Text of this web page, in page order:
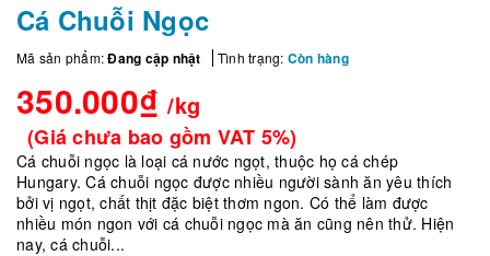
Cá Chuỗi Ngọc
Mã sản phẩm:Đang cập nhật Tình trạng: Còn hàng
350.000₫ /kg
(Giá chưa bao gồm VAT 5%)
Cá chuỗi ngọc là loại cá nước ngọt, thuộc họ cá chép
Hungary. Cá chuỗi ngọc được nhiều người sành ăn yêu thích
bởi vị ngọt, chất thịt đặc biệt thơm ngon. Có thể làm được
nhiều món ngon với cá chuỗi ngọc mà ăn cũng nên thử. Hiện
nay, cá chuỗi...